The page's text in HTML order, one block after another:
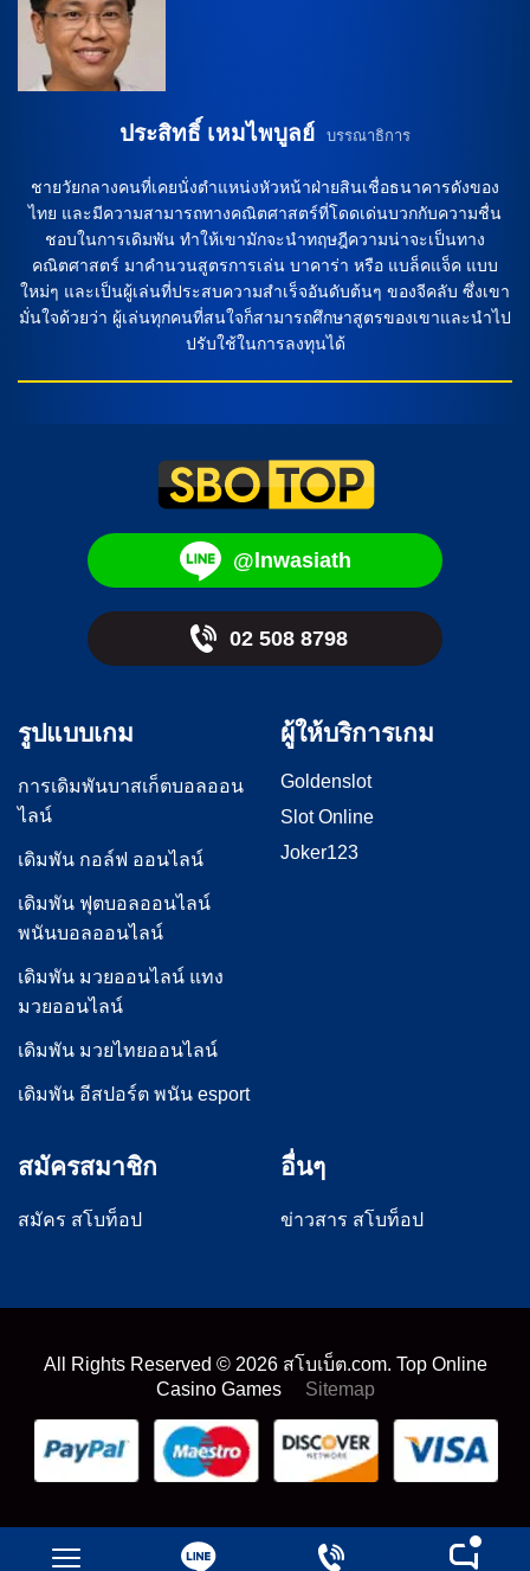
และบาดเจ็บของบางนักเตะสำคัญ โดยทีมเจ้าบ้านจะขาด แค่
เบนญัต ปราดอส (2 นัด) ที่ต้องมีการตรวจเช็คฟิต ส่วนทีมเยือนจะ
ไม่สามารถใช้ อิเกร์ เบนิโต้ (4 นัด 1 ประตู) ได้ การทำนาย
ผลลัพธ์ของเกม จากการวิเคราะห์บอล และการทำนาย ทีมเจ้า
การทำประตู […]ประสิทธิ์ เหมไพบูลย์ บรรณาธิการ
ชายวัยกลางคนที่เคยนั่งตำแหน่งหัวหน้าฝ่ายสินเชื่อธนาคารดังของ
ไทย และมีความสามารถทางคณิตศาสตร์ที่โดดเด่นบวกกับความชื่น
ชอบในการเดิมพัน ทำให้เขามักจะนำทฤษฎีความน่าจะเป็นทาง
คณิตศาสตร์ มาคำนวนสูตรการเล่น บาคาร่า หรือ แบล็คแจ็ค แบบ
ใหม่ๆ และเป็นผู้เล่นที่ประสบความสำเร็จอันดับต้นๆ ของจีคลับ ซึ่งเขา
มั่นใจด้วยว่า ผู้เล่นทุกคนที่สนใจก็สามารถศึกษาสูตรของเขาและนำไป
ปรับใช้ในการลงทุนได้
@lnwasiath
02 508 8798
รูปแบบเกม
การเดิมพันบาสเก็ตบอลออน
ไลน์
เดิมพัน กอล์ฟ ออนไลน์
เดิมพัน ฟุตบอลออนไลน์
พนันบอลออนไลน์
เดิมพัน มวยออนไลน์ แทง
มวยออนไลน์
เดิมพัน มวยไทยออนไลน์
เดิมพัน อีสปอร์ต พนัน esport
ผู้ให้บริการเกม
Goldenslot
Slot Online
Joker123
สมัครสมาชิก
สมัคร สโบท็อป
อื่นๆ
ข่าวสาร สโบท็อป
All Rights Reserved © 2026สโบเบ็ต.com. Top Online
Casino Games
Sitemap